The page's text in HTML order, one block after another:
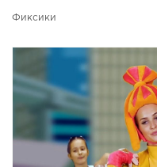
Фиксики